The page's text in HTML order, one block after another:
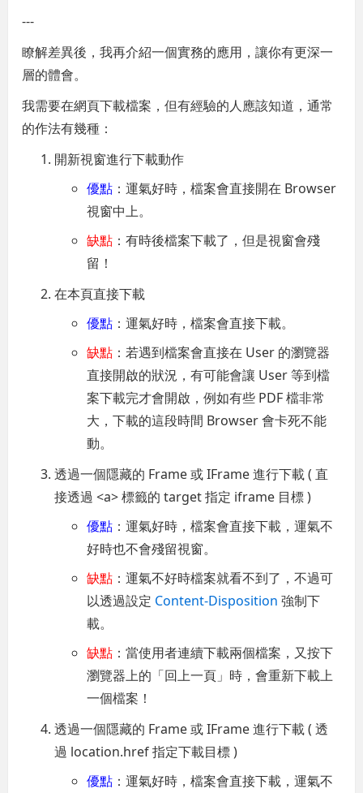
---
瞭解差異後，我再介紹一個實務的應用，讓你有更深一
層的體會。
我需要在網頁下載檔案，但有經驗的人應該知道，通常
的作法有幾種：
開新視窗進行下載動作
優點 ：運氣好時，檔案會直接開在 Browser
視窗中上。
缺點 ：有時後檔案下載了，但是視窗會殘
留！
在本頁直接下載
優點 ：運氣好時，檔案會直接下載。
缺點 ：若遇到檔案會直接在 User 的瀏覽器
直接開啟的狀況，有可能會讓 User 等到檔
案下載完才會開啟，例如有些 PDF 檔非常
大，下載的這段時間 Browser 會卡死不能
動。
透過一個隱藏的 Frame 或 IFrame 進行下載 ( 直
接透過 <a> 標籤的 target 指定 iframe 目標 )
優點 ：運氣好時，檔案會直接下載，運氣不
好時也不會殘留視窗。
缺點 ：運氣不好時檔案就看不到了，不過可
以透過設定 Content-Disposition 強制下
載。
缺點 ：當使用者連續下載兩個檔案，又按下
瀏覽器上的「回上一頁」時，會重新下載上
一個檔案！
透過一個隱藏的 Frame 或 IFrame 進行下載 ( 透
過 location.href 指定下載目標 )
優點 ：運氣好時，檔案會直接下載，運氣不